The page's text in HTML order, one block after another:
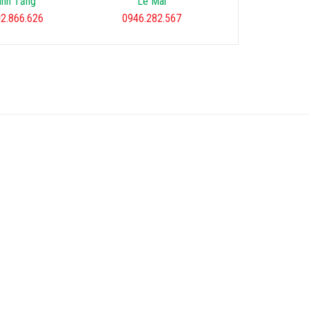
0918.39.2656